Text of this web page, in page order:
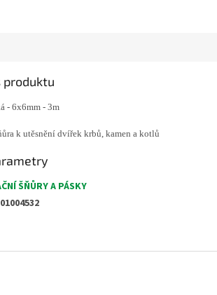
produktu
- 6x6mm - 3m
k utěsnění dvířek krbů, kamen a kotlů
ŠŇŮRY A PÁSKY